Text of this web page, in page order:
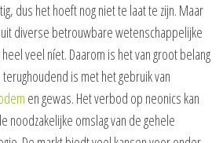
dus het hoeft nog niet te laat te zijn. Maar
diverse betrouwbare wetenschappelijke
veel níet. Daarom is het van groot belang
is met het gebruik van
en gewas. Het verbod op neonics kan
noodzakelijke omslag van de gehele